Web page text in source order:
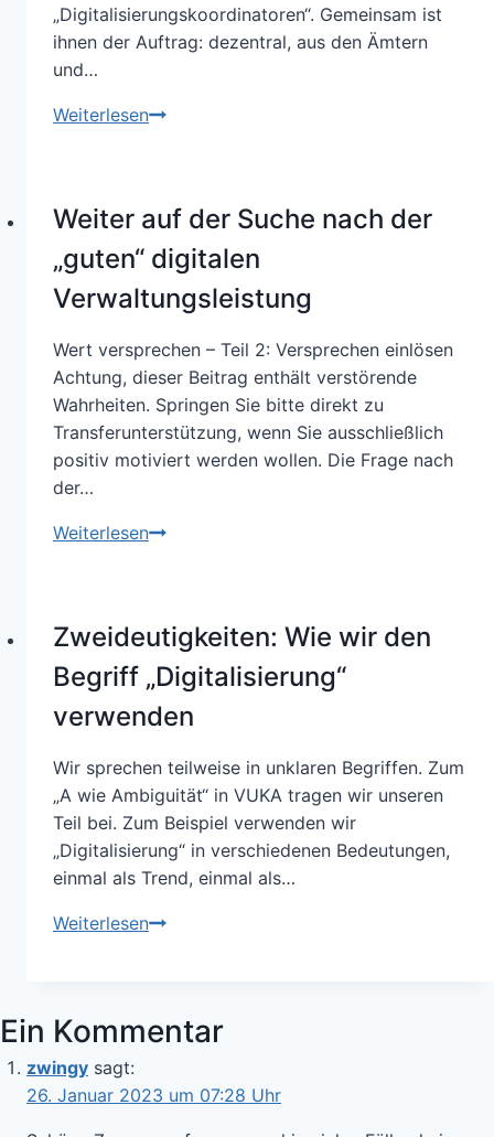
„Digitalisierungskoordinatoren“. Gemeinsam ist
ihnen der Auftrag: dezentral, aus den Ämtern
und…
WeiterlesenDigitallotsen
die
„Lizenz
zum
Machen“
Weiter auf der Suche nach der
„guten“ digitalen
Verwaltungsleistung
Wert versprechen – Teil 2: Versprechen einlösen
Achtung, dieser Beitrag enthält verstörende
Wahrheiten. Springen Sie bitte direkt zu
Transferunterstützung, wenn Sie ausschließlich
positiv motiviert werden wollen. Die Frage nach
der…
WeiterlesenWeiter
nach
der
„guten“
digitalen
Zweideutigkeiten: Wie wir den
Begriff „Digitalisierung“
verwenden
Wir sprechen teilweise in unklaren Begriffen. Zum
„A wie Ambiguität“ in VUKA tragen wir unseren
Teil bei. Zum Beispiel verwenden wir
„Digitalisierung“ in verschiedenen Bedeutungen,
einmal als Trend, einmal als…
WeiterlesenZweideutigkeiten:
Begriff
verwenden
Ein Kommentar
zwingy sagt:
26. Januar 2023 um 07:28 Uhr